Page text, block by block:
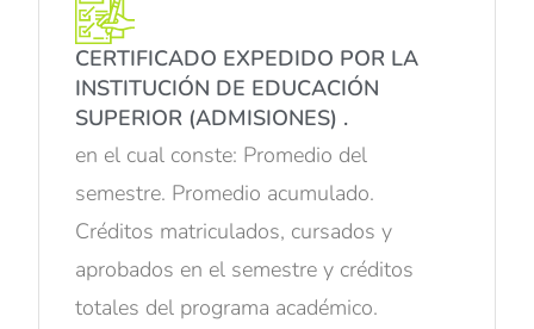
CERTIFICADO EXPEDIDO POR LA
INSTITUCIÓN DE EDUCACIÓN
SUPERIOR (ADMISIONES) .
en el cual conste: Promedio del
semestre. Promedio acumulado.
Créditos matriculados, cursados y
aprobados en el semestre y créditos
totales del programa académico.